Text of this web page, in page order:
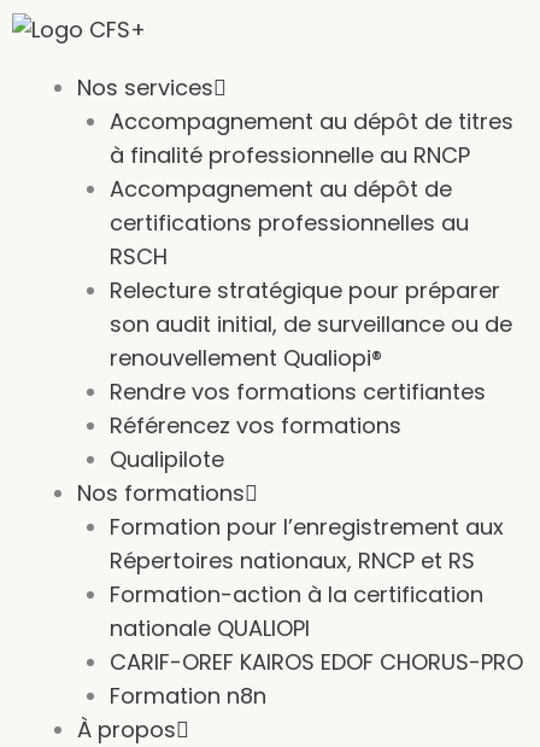
Aller
contenuNos services
Accompagnement au dépôt de titres
à finalité professionnelle au RNCP
Accompagnement au dépôt de
certifications professionnelles au
RSCH
Relecture stratégique pour préparer
son audit initial, de surveillance ou de
renouvellement Qualiopi®
Rendre vos formations certifiantes
Référencez vos formations
Qualipilote
Nos formations
Formation pour l’enregistrement aux
Répertoires nationaux, RNCP et RS
Formation-action à la certification
nationale QUALIOPI
CARIF-OREF KAIROS EDOF CHORUS-PRO
Formation n8n
À propos